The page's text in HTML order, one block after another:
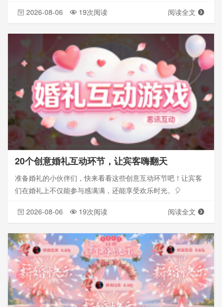
2026-08-06 19次阅读 阅读全文
20个创意婚礼互动环节，让宾客嗨翻天
准备婚礼的小伙伴们，快来看看这些创意互动环节吧！让宾客
们在婚礼上不仅能参与感满满，还能享受欢乐时光。🎈
2026-08-06 19次阅读 阅读全文